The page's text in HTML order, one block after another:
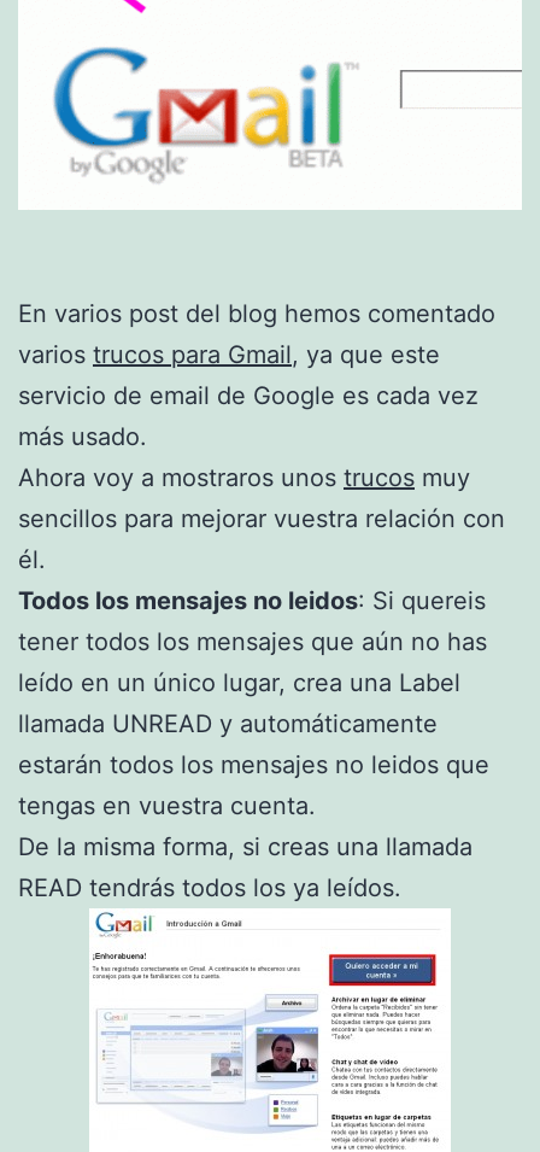
En varios post del blog hemos comentado
varios trucos para Gmail, ya que este
servicio de email de Google es cada vez
más usado.
Ahora voy a mostraros unos trucos muy
sencillos para mejorar vuestra relación con
él.
Todos los mensajes no leidos: Si quereis
tener todos los mensajes que aún no has
leído en un único lugar, crea una Label
llamada UNREAD y automáticamente
estarán todos los mensajes no leidos que
tengas en vuestra cuenta.
De la misma forma, si creas una llamada
READ tendrás todos los ya leídos.